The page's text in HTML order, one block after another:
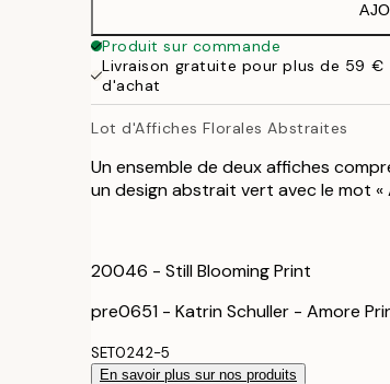
50x70 cm
70x100 cm
Produit sur commande
Livraison gratuite pour plus de 59 €
d'achat
Lot d'Affiches Florales Abstraites
Un ensemble de deux affiches
un design abstrait vert avec le mot «
20046 - Still Blooming Print
pre0651 - Katrin Schuller - Amore
SET0242-5
En savoir plus sur nos produits